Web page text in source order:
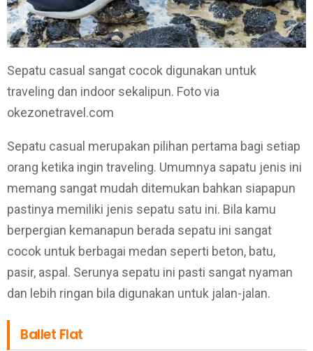
Sepatu casual sangat cocok digunakan untuk
traveling dan indoor sekalipun. Foto via
okezonetravel.com
Sepatu casual merupakan pilihan pertama bagi setiap
orang ketika ingin traveling. Umumnya sapatu jenis ini
memang sangat mudah ditemukan bahkan siapapun
pastinya memiliki jenis sepatu satu ini. Bila kamu
berpergian kemanapun berada sepatu ini sangat
cocok untuk berbagai medan seperti beton, batu,
pasir, aspal. Serunya sepatu ini pasti sangat nyaman
dan lebih ringan bila digunakan untuk jalan-jalan.
Ballet Flat